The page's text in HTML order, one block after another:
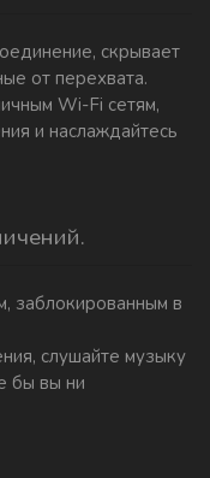
скрывает
от перехвата.
Wi-Fi сетям,
и наслаждайтесь
заблокированным в
слушайте музыку
бы вы ни